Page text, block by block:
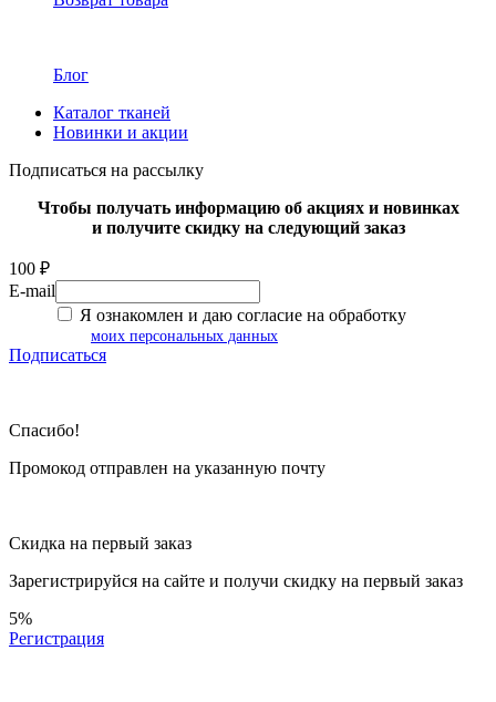
Блог
Каталог тканей
Новинки и акции
Подписаться на рассылку
Чтобы получать информацию об акциях и новинках
и получите скидку на следующий заказ
100 ₽
E-mail
Я ознакомлен и даю согласие на обработку
моих персональных данных
Подписаться
Спасибо!
Промокод отправлен на указанную почту
Скидка на первый заказ
Зарегистрируйся на сайте и получи скидку на первый заказ
5%
Регистрация